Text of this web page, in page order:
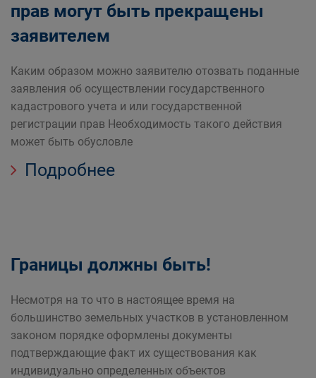
прав могут быть прекращены
заявителем
Каким образом можно заявителю отозвать поданные
заявления об осуществлении государственного
кадастрового учета и или государственной
регистрации прав Необходимость такого действия
может быть обусловле
Подробнее
Границы должны быть!
Несмотря на то что в настоящее время на
большинство земельных участков в установленном
законом порядке оформлены документы
подтверждающие факт их существования как
индивидуально определенных объектов